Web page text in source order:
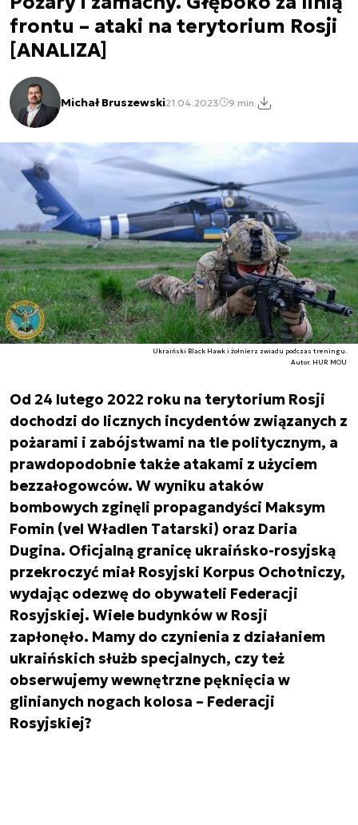
frontu – ataki na terytorium Rosji
[ANALIZA]
Michał Bruszewski21.04.2023 9 min.
Ukraiński Black Hawk i żołnierz zwiadu podczas treningu.
Autor. HUR MOU
Od 24 lutego 2022 roku na terytorium Rosji
dochodzi do licznych incydentów związanych z
pożarami i zabójstwami na tle politycznym, a
prawdopodobnie także atakami z użyciem
bezzałogowców. W wyniku ataków
bombowych zginęli propagandyści Maksym
Fomin (vel Władlen Tatarski) oraz Daria
Dugina. Oficjalną granicę ukraińsko-rosyjską
przekroczyć miał Rosyjski Korpus Ochotniczy,
wydając odezwę do obywateli Federacji
Rosyjskiej. Wiele budynków w Rosji
zapłonęło. Mamy do czynienia z działaniem
ukraińskich służb specjalnych, czy też
obserwujemy wewnętrzne pęknięcia w
glinianych nogach kolosa – Federacji
Rosyjskiej?